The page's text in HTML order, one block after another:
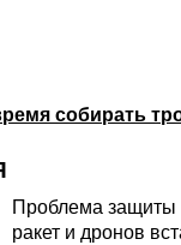
собирать
Проблема защиты
ракет и дронов